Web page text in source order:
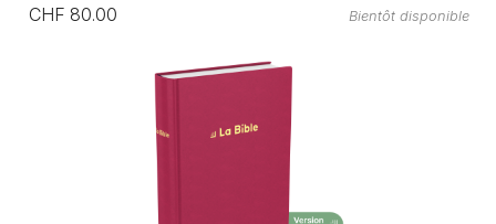
CHF 80.00 Bientôt disponible